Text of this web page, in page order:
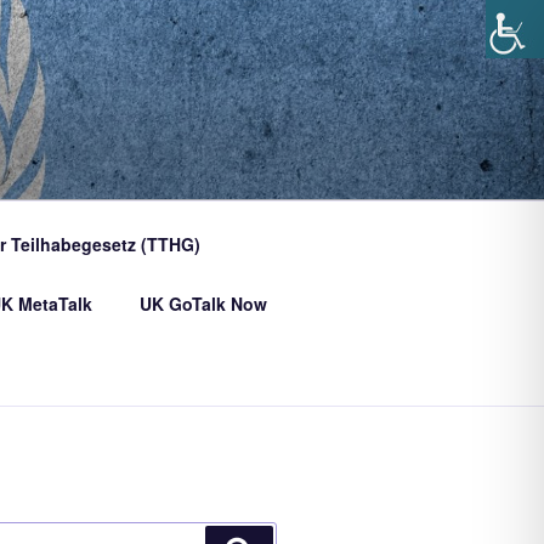
Teilhabegesetz (TTHG)
MetaTalk UK GoTalk Now